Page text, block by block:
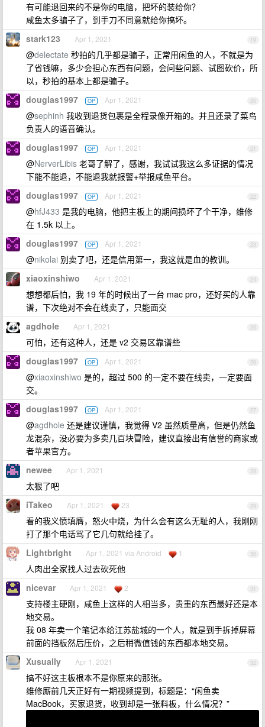
有可能退回来的不是你的电脑，把坏的装给你？
咸鱼太多骗子了，到手刀不同意就给你搞坏。
19
stark123 Apr 1, 2021
@delectate 秒拍的几乎都是骗子，正常用闲鱼的人，不就是为
了省钱嘛，多少会担心东西有问题，会问些问题、试图砍价，所
以，秒拍的基本上都是骗子。
20
douglas1997 OP Apr 1, 2021
@sephinh 我收到退货包裹是全程录像开箱的。并且还录了菜鸟
负责人的语音确认。
21
douglas1997 OP Apr 1, 2021
@NerverLibis 老哥了解了，感谢，我试试我这么多证据的情况
下能不能退，不能退我就报警+举报咸鱼平台。
22
douglas1997 OP Apr 1, 2021
@hfJ433 是我的电脑，他把主板上的期间损坏了个干净，维修
在 1.5k 以上。
23
douglas1997 OP Apr 1, 2021
@nikolai 别卖了吧，还是信用第一，我这就是血的教训。
24
xiaoxinshiwo Apr 1, 2021
想想都后怕，我 19 年的时候出了一台 mac pro，还好买的人靠
谱，下次绝对不会在线卖了，只能面交
25
agdhole Apr 1, 2021
可怕，还有这种人，还是 v2 交易区靠谱些
26
douglas1997 OP Apr 1, 2021
@xiaoxinshiwo 是的，超过 500 的一定不要在线卖，一定要面
交。
27
douglas1997 OP Apr 1, 2021
@agdhole 还是建议谨慎，我觉得 V2 虽然质量高，但是仍然鱼
龙混杂，没必要为多卖几百块冒险，建议直接出有信誉的商家或
者苹果官方。
28
newee Apr 1, 2021
太狠了吧
29
iTakeo Apr 1, 2021 23
看的我义愤填膺，怒火中烧，为什么会有这么无耻的人，我刚刚
打了那个电话骂了它几句就给挂了。
30
Lightbright Apr 1, 2021 via Android 1
人肉出全家找人过去砍死他
31
nicevar Apr 1, 2021 2
支持楼主硬刚，咸鱼上这样的人相当多，贵重的东西最好还是本
地交易。
我 08 年卖一个笔记本给江苏盐城的一个人，就是到手拆掉屏幕
前面的挡板然后压价，之后稍微值钱的东西都本地交易。
32
Xusually Apr 1, 2021
搞不好这主板根本不是你原来的那张。
维修厮前几天正好有一期视频提到，标题是：“闲鱼卖
MacBook，买家退货，收到却是一张料板，什么情况？”